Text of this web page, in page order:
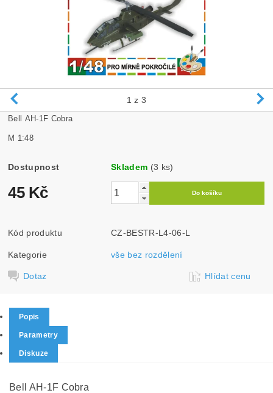
1 z 3
Bell AH-1F Cobra
M 1:48
Dostupnost Skladem (3 ks)
45 Kč
Kód produktu CZ-BESTR-L4-06-L
Kategorie vše bez rozdělení
Dotaz Hlídat cenu
Popis
Parametry
Diskuze
Bell AH-1F Cobra